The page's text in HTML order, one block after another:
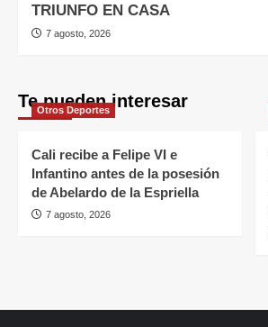
TRIUNFO EN CASA
7 agosto, 2026
Te pueden interesar
Otros Deportes
Cali recibe a Felipe VI e
Infantino antes de la posesión
de Abelardo de la Espriella
7 agosto, 2026